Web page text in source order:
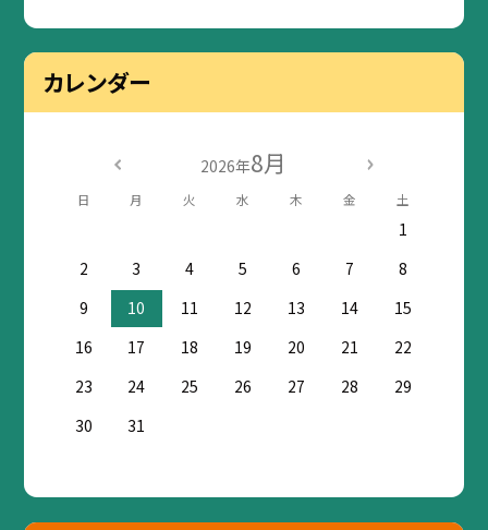
カレンダー
2026年8月
日 月 火 水 木 金 土
1
2
3 4 5 6 7
8
9
10 11 12 13 14
15
16
17 18 19 20 21
22
23
24 25 26 27 28
29
30
31